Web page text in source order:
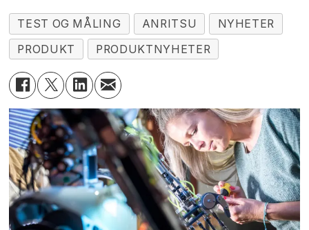
TEST OG MÅLING ANRITSU
NYHETER
PRODUKT
PRODUKTNYHETER